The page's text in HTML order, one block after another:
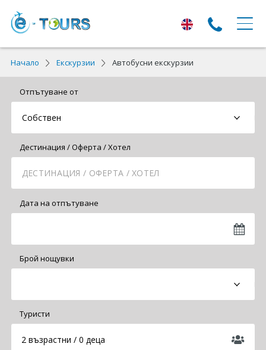
ЕКСКУРЗИИ
Автобусни екскурзии
ПОЧИВКИ
Почивки с тръгване от Варна
Най-търсени оферти
Уикенд програми
ДЕСТИНАЦИИ
Начало Екскурзии Автобусни екскурзии
Отпътуване от
Дестинация / Оферта / Хотел
Дата на отпътуване
Брой нощувки
Туристи
2 възрастни / 0 деца